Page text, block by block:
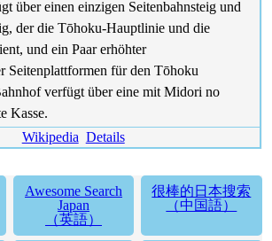
über einen einzigen Seitenbahnsteig und
der die Tōhoku-Hauptlinie und die
und ein Paar erhöhter
Seitenplattformen für den Tōhoku
verfügt über eine mit Midori no
Kasse.
Wikipedia Details
Awesome Search
Japan
（英語）
很棒的日本搜索
（中国語）